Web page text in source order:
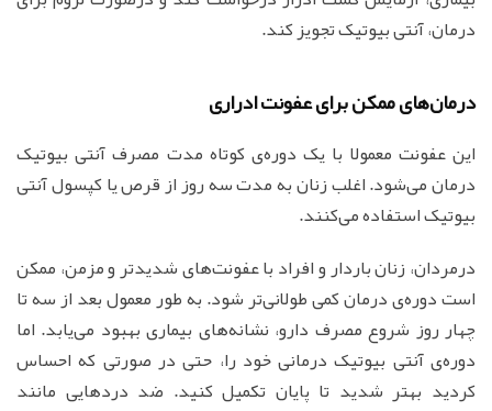
درمان، آنتی بیوتیک تجویز کند.
درمان‌های ممکن برای عفونت ادراری
این عفونت معمولا با یک دوره‌ی کوتاه مدت مصرف آنتی بیوتیک
درمان می‌شود. اغلب زنان به مدت سه روز از قرص یا کپسول آنتی
بیوتیک استفاده می‌کنند.
درمردان، زنان باردار و افراد با عفونت‌های شدیدتر و مزمن، ممکن
است دوره‌ی درمان کمی طولانی‌تر شود. به طور معمول بعد از سه تا
چهار روز شروع مصرف دارو، نشانه‌های بیماری بهبود می‌یابد. اما
دوره‌ی آنتی بیوتیک درمانی خود را، حتی در صورتی که احساس
کردید بهتر شدید تا پایان تکمیل کنید. ضد دردهایی مانند